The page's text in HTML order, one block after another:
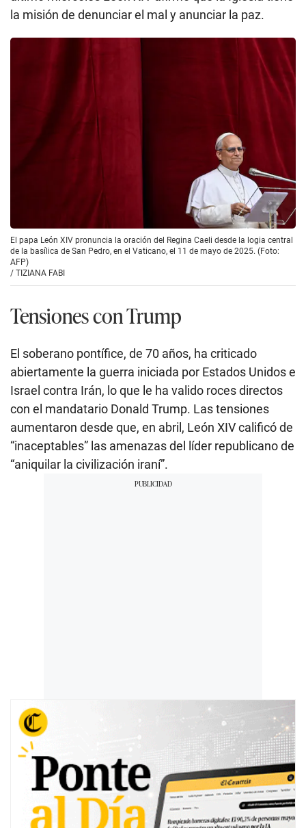
la misión de denunciar el mal y anunciar la paz.
El papa León XIV pronuncia la oración del Regina Caeli desde la logia central
de la basílica de San Pedro, en el Vaticano, el 11 de mayo de 2025. (Foto:
AFP)
/ TIZIANA FABI
Tensiones con Trump
El soberano pontífice, de 70 años, ha criticado
abiertamente la guerra iniciada por Estados Unidos e
Israel contra Irán, lo que le ha valido roces directos
con el mandatario Donald Trump. Las tensiones
aumentaron desde que, en abril, León XIV calificó de
“inaceptables” las amenazas del líder republicano de
“aniquilar la civilización iraní”.